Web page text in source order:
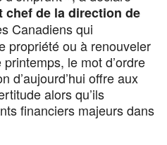
chef de la direction de
Canadiens qui
propriété ou à renouveler
le mot d’ordre
d’aujourd’hui offre aux
alors qu’ils
financiers majeurs dans